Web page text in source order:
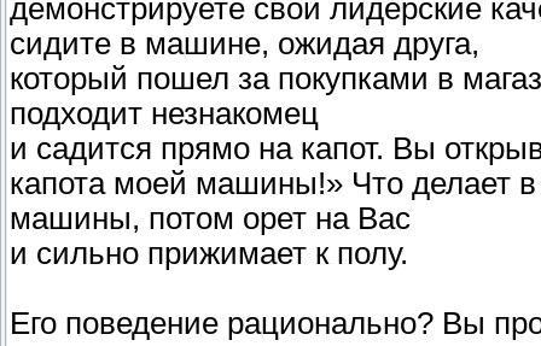
демонстрируете свои лидерские
сидите в машине, ожидая друга,
который пошел за покупками в
подходит незнакомец
и садится прямо на капот. Вы
капота моей машины!» Что делает в
машины, потом орет на Вас
и сильно прижимает к полу.
Его поведение рационально? Вы